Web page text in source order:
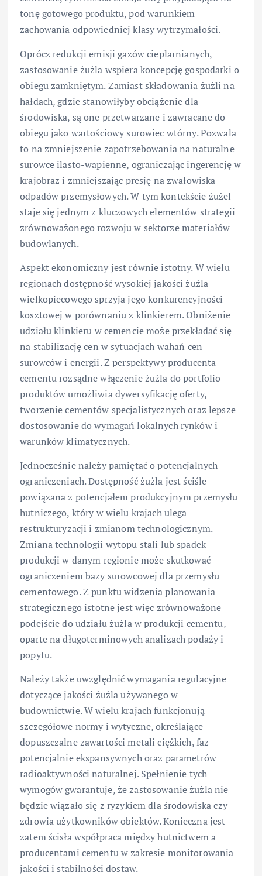
tonę gotowego produktu, pod warunkiem
zachowania odpowiedniej klasy wytrzymałości.
Oprócz redukcji emisji gazów cieplarnianych,
zastosowanie żużla wspiera koncepcję gospodarki o
obiegu zamkniętym. Zamiast składowania żużli na
hałdach, gdzie stanowiłyby obciążenie dla
środowiska, są one przetwarzane i zawracane do
obiegu jako wartościowy surowiec wtórny. Pozwala
to na zmniejszenie zapotrzebowania na naturalne
surowce ilasto-wapienne, ograniczając ingerencję w
krajobraz i zmniejszając presję na zwałowiska
odpadów przemysłowych. W tym kontekście żużel
staje się jednym z kluczowych elementów strategii
zrównoważonego rozwoju w sektorze materiałów
budowlanych.
Aspekt ekonomiczny jest równie istotny. W wielu
regionach dostępność wysokiej jakości żużla
wielkopiecowego sprzyja jego konkurencyjności
kosztowej w porównaniu z klinkierem. Obniżenie
udziału klinkieru w cemencie może przekładać się
na stabilizację cen w sytuacjach wahań cen
surowców i energii. Z perspektywy producenta
cementu rozsądne włączenie żużla do portfolio
produktów umożliwia dywersyfikację oferty,
tworzenie cementów specjalistycznych oraz lepsze
dostosowanie do wymagań lokalnych rynków i
warunków klimatycznych.
Jednocześnie należy pamiętać o potencjalnych
ograniczeniach. Dostępność żużla jest ściśle
powiązana z potencjałem produkcyjnym przemysłu
hutniczego, który w wielu krajach ulega
restrukturyzacji i zmianom technologicznym.
Zmiana technologii wytopu stali lub spadek
produkcji w danym regionie może skutkować
ograniczeniem bazy surowcowej dla przemysłu
cementowego. Z punktu widzenia planowania
strategicznego istotne jest więc zrównoważone
podejście do udziału żużla w produkcji cementu,
oparte na długoterminowych analizach podaży i
popytu.
Należy także uwzględnić wymagania regulacyjne
dotyczące jakości żużla używanego w
budownictwie. W wielu krajach funkcjonują
szczegółowe normy i wytyczne, określające
dopuszczalne zawartości metali ciężkich, faz
potencjalnie ekspansywnych oraz parametrów
radioaktywności naturalnej. Spełnienie tych
wymogów gwarantuje, że zastosowanie żużla nie
będzie wiązało się z ryzykiem dla środowiska czy
zdrowia użytkowników obiektów. Konieczna jest
zatem ścisła współpraca między hutnictwem a
producentami cementu w zakresie monitorowania
jakości i stabilności dostaw.